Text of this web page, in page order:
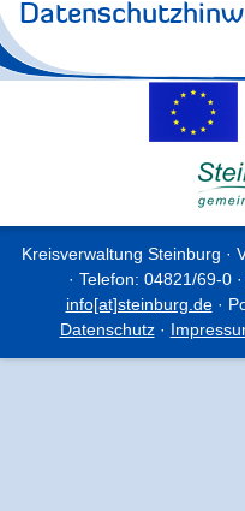
Kreisverwaltung Steinburg ·
· Telefon: 04821/69-0
info[at]steinburg.de·
Datenschutz·